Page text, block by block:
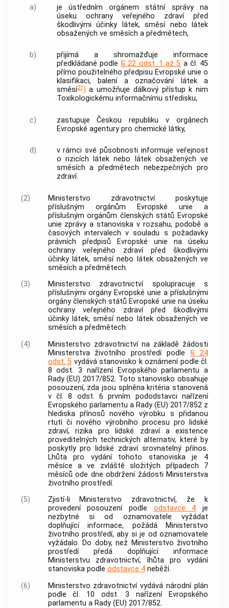
a)
je ústředním orgánem státní správy na
úseku ochrany veřejného zdraví před
škodlivými účinky látek, směsí nebo látek
obsažených ve směsích a předmětech,
b)
přijímá a shromažďuje informace
předkládané podle§ 22 odst. 1 až 5 a čl. 45
přímo použitelného předpisu Evropské unie o
klasifikaci, balení a označování látek a
směsí21) a umožňuje dálkový přístup k nim
Toxikologickému informačnímu středisku,
c)
zastupuje Českou republiku v orgánech
Evropské agentury pro chemické látky,
d)
v rámci své působnosti informuje veřejnost
o rizicích látek nebo látek obsažených ve
směsích a předmětech nebezpečných pro
zdraví.
(2)
Ministerstvo zdravotnictví poskytuje
příslušným orgánům Evropské unie a
příslušným orgánům členských států Evropské
unie zprávy a stanoviska v rozsahu, podobě a
časových intervalech v souladu s požadavky
právních předpisů Evropské unie na úseku
ochrany veřejného zdraví před škodlivými
účinky látek, směsí nebo látek obsažených ve
směsích a předmětech.
(3)
Ministerstvo zdravotnictví spolupracuje s
příslušnými orgány Evropské unie a příslušnými
orgány členských států Evropské unie na úseku
ochrany veřejného zdraví před škodlivými
účinky látek, směsí nebo látek obsažených ve
směsích a předmětech.
(4)
Ministerstvo zdravotnictví na základě žádosti
Ministerstva životního prostředí podle§ 24
odst. 5 vydává stanovisko k oznámení podle čl.
8 odst. 3 nařízení Evropského parlamentu a
Rady (EU) 2017/852. Toto stanovisko obsahuje
posouzení, zda jsou splněna kritéria stanovená
v čl. 8 odst. 6 prvním pododstavci nařízení
Evropského parlamentu a Rady (EU) 2017/852 z
hlediska přínosů nového výrobku s přidanou
rtutí či nového výrobního procesu pro lidské
zdraví, rizika pro lidské zdraví a existence
proveditelných technických alternativ, které by
poskytly pro lidské zdraví srovnatelný přínos.
Lhůta pro vydání tohoto stanoviska je 4
měsíce a ve zvláště složitých případech 7
měsíců ode dne obdržení žádosti Ministerstva
životního prostředí.
(5)
Zjistí-li Ministerstvo zdravotnictví, že k
provedení posouzení podle odstavce 4 je
nezbytné si od oznamovatele vyžádat
doplňující informace, požádá Ministerstvo
životního prostředí, aby si je od oznamovatele
vyžádalo. Do doby, než Ministerstvo životního
prostředí předá doplňující informace
Ministerstvu zdravotnictví, lhůta pro vydání
stanoviska podle odstavce 4neběží.
(6)
Ministerstvo zdravotnictví vydává národní plán
podle čl. 10 odst. 3 nařízení Evropského
parlamentu a Rady (EU) 2017/852.